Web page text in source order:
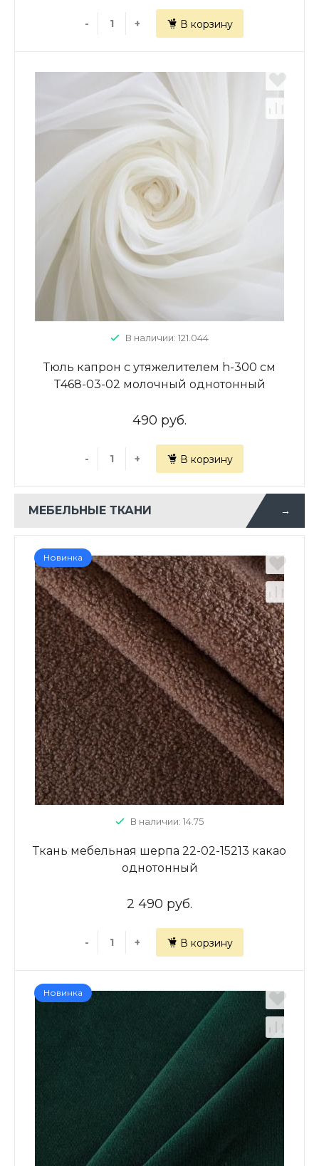
- + В корзину
В наличии: 121.044
Тюль капрон с утяжелителем h-300 см
Т468-03-02 молочный однотонный
490 руб.
- + В корзину
МЕБЕЛЬНЫЕ ТКАНИ →
Новинка
В наличии: 14.75
Ткань мебельная шерпа 22-02-15213 какао
однотонный
2 490 руб.
- + В корзину
Новинка